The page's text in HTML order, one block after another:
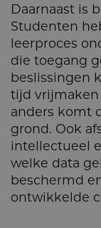
Daarnaast is
Studenten
leerproces
die toegang
beslissingen
tijd
anders komt
grond. Ook
intellectueel
welke data
beschermd
ontwikkelde